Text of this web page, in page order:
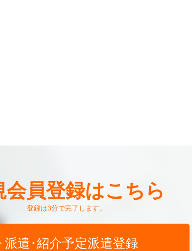
会員登録はこちら
登録は3分で完了します。
派遣･紹介予定派遣登録